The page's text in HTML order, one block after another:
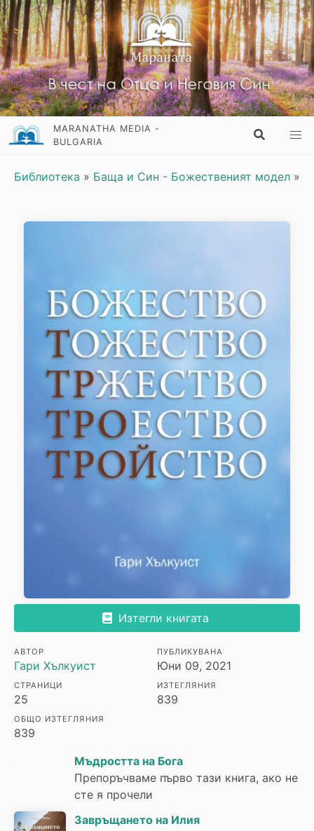
MARANATHA MEDIA -
BULGARIA
Библиотека » Баща и Син - Божественият модел »
Изтегли книгата
АВТОР
Гари Хълкуист
ПУБЛИКУВАНА
Юни 09, 2021
СТРАНИЦИ
25
ИЗТЕГЛЯНИЯ
839
ОБЩО ИЗТЕГЛЯНИЯ
839
Мъдростта на Бога
Препоръчваме първо тази книга, ако не
сте я прочели
Завръщането на Илия